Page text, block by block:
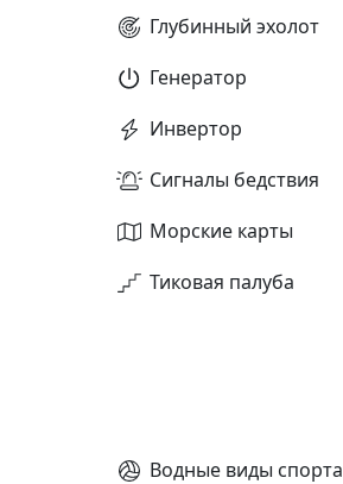
Глубинный эхолот
Генератор
Инвертор
Сигналы бедствия
Морские карты
Тиковая палуба
Водные виды спорта